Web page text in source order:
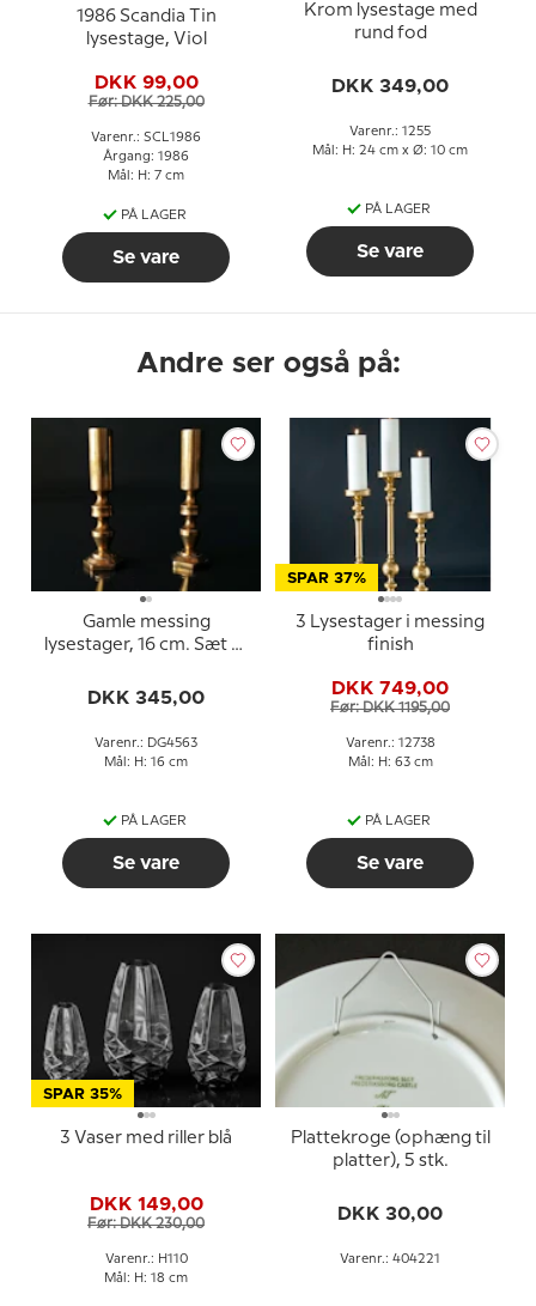
1986 Scandia Tin
lysestage, Viol
DKK 99,00
Før: DKK 225,00
Varenr.: SCL1986
Årgang: 1986
Mål: H: 7 cm
PÅ LAGER
Se vare
Krom lysestage med
rund fod
DKK 349,00
Varenr.: 1255
Mål: H: 24 cm x Ø: 10 cm
PÅ LAGER
Se vare
Andre ser også på:
Gamle messing
lysestager, 16 cm. Sæt af
DKK 345,00
Varenr.: DG4563
Mål: H: 16 cm
PÅ LAGER
Se vare
SPAR 37%
3 Lysestager i messing
finish
DKK 749,00
Før: DKK 1195,00
Varenr.: 12738
Mål: H: 63 cm
PÅ LAGER
Se vare
SPAR 35%
3 Vaser med riller blå
DKK 149,00
Før: DKK 230,00
Varenr.: H110
Mål: H: 18 cm
Plattekroge (ophæng til
platter), 5 stk.
DKK 30,00
Varenr.: 404221